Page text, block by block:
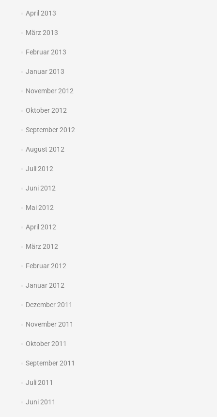
April 2013
März 2013
Februar 2013
Januar 2013
November 2012
Oktober 2012
September 2012
August 2012
Juli 2012
Juni 2012
Mai 2012
April 2012
März 2012
Februar 2012
Januar 2012
Dezember 2011
November 2011
Oktober 2011
September 2011
Juli 2011
Juni 2011